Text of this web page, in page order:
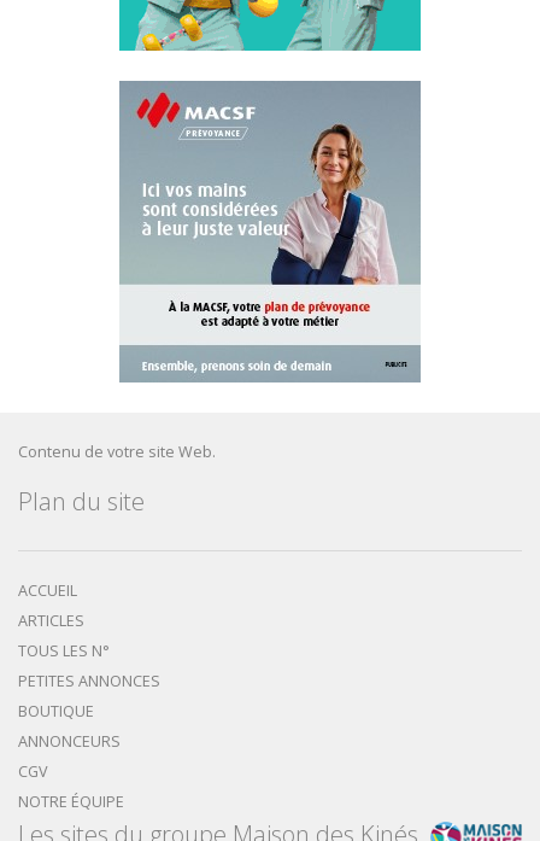
Contenu de votre site Web.
Plan du site
ACCUEIL
ARTICLES
TOUS LES N°
PETITES ANNONCES
BOUTIQUE
ANNONCEURS
CGV
NOTRE ÉQUIPE